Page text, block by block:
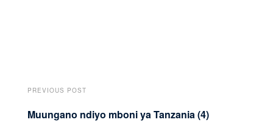
PREVIOUS POST
Muungano ndiyo mboni ya Tanzania (4)